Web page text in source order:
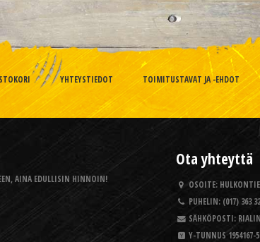
YHTEYSTIEDOT TOIMITUSTAVAT JA -EHDOT
AINA EDULLISIN HINNOIN!
Ota yhteyttä
OSOITE:
PUHELIN: (017) 363
SÄHKÖPOSTI:
Y-TUNNUS1954167-5